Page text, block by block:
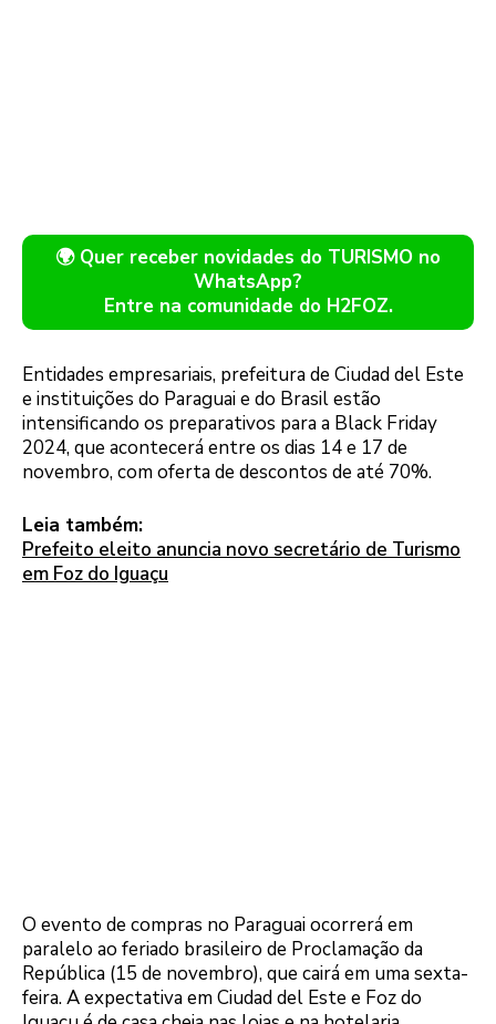
🌍 Quer receber novidades do TURISMO no
WhatsApp?
Entre na comunidade do H2FOZ.
Entidades empresariais, prefeitura de Ciudad del Este
e instituições do Paraguai e do Brasil estão
intensificando os preparativos para a Black Friday
2024, que acontecerá entre os dias 14 e 17 de
novembro, com oferta de descontos de até 70%.
Leia também:
Prefeito eleito anuncia novo secretário de Turismo
em Foz do Iguaçu
O evento de compras no Paraguai ocorrerá em
paralelo ao feriado brasileiro de Proclamação da
República (15 de novembro), que cairá em uma sexta-
feira. A expectativa em Ciudad del Este e Foz do